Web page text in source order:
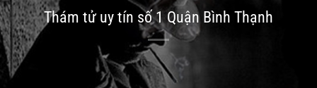
Thám tử uy tín số 1 Quận Bình Thạnh